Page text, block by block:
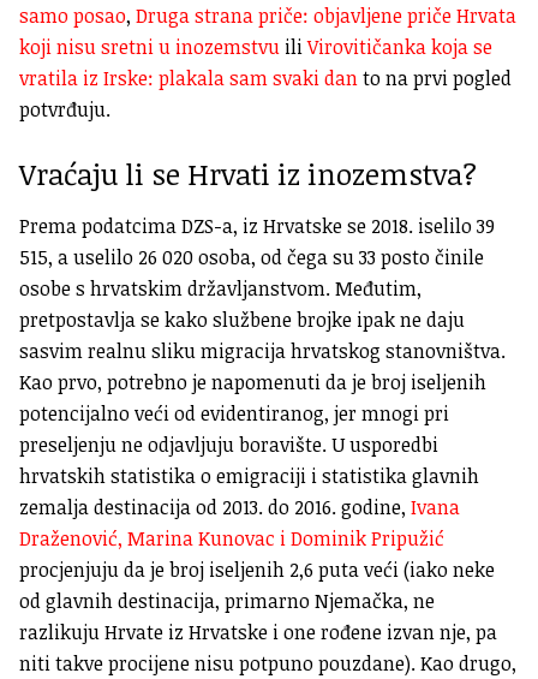
samo posao, Druga strana priče: objavljene priče Hrvata
koji nisu sretni u inozemstvu iliVirovitičanka koja se
vratila iz Irske: plakala sam svaki danto na prvi pogled
potvrđuju.
Vraćaju li se Hrvati iz inozemstva?
Prema podatcima DZS-a, iz Hrvatske se 2018. iselilo 39
515, a uselilo 26 020 osoba, od čega su 33 posto činile
osobe s hrvatskim državljanstvom. Međutim,
pretpostavlja se kako službene brojke ipak ne daju
sasvim realnu sliku migracija hrvatskog stanovništva.
Kao prvo, potrebno je napomenuti da je broj iseljenih
potencijalno veći od evidentiranog, jer mnogi pri
preseljenju ne odjavljuju boravište. U usporedbi
hrvatskih statistika o emigraciji i statistika glavnih
zemalja destinacija od 2013. do 2016. godine, Ivana
Draženović, Marina Kunovac i Dominik Pripužić
procjenjuju da je broj iseljenih 2,6 puta veći (iako neke
od glavnih destinacija, primarno Njemačka, ne
razlikuju Hrvate iz Hrvatske i one rođene izvan nje, pa
niti takve procijene nisu potpuno pouzdane). Kao drugo,